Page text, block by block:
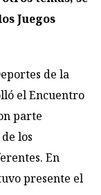
Juegos
de la
el Encuentro
parte
los
En
presente el